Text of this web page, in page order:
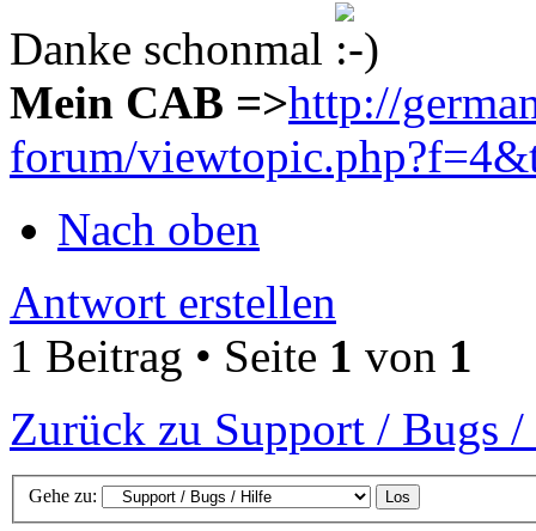
Danke schonmal
Mein CAB =>http://
forum/
Nach oben
Antwort erstellen
1 Beitrag • Seite 1 von 1
Zurück zu Support / Bugs
Gehe zu: